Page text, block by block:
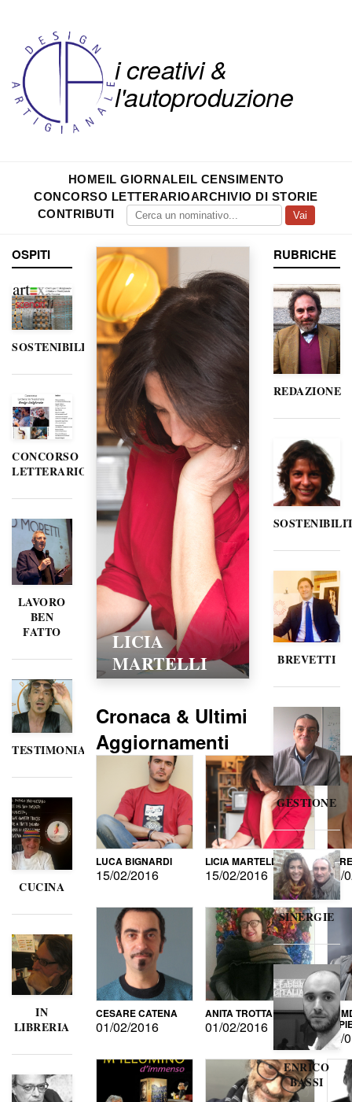
i creativi &
l'autoproduzione
HOMEIL GIORNALEIL CENSIMENTO
CONCORSO LETTERARIOARCHIVIO DI STORIE
CONTRIBUTI
Vai
OSPITI
SOSTENIBILITÀ
CONCORSO
LETTERARIO
LAVORO
BEN
FATTO
TESTIMONIANZE
CUCINA
IN
LIBRERIA
LICIA
MARTELLI
Cronaca & Ultimi
Aggiornamenti
LUCA BIGNARDI
15/02/2016
LICIA MARTELLI
15/02/2016 15/
CESARE CATENA
01/02/2016
ANITA TROTTA
01/02/2016 DI
15/
RUBRICHE
REDAZIONE
BREVETTI
GESTIONE
SINERGIE
ENRICO
BASSI